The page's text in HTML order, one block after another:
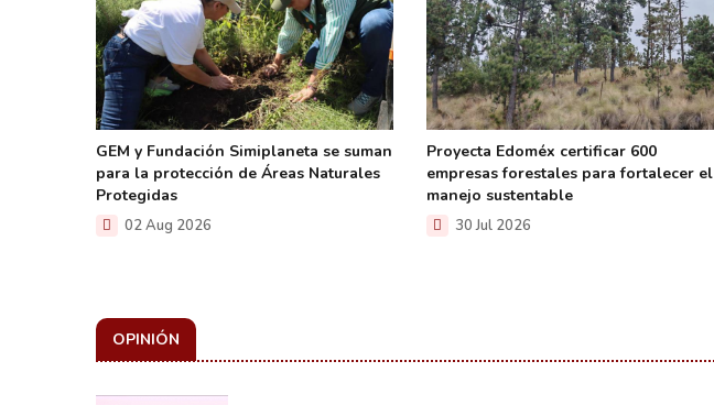
GEM y Fundación Simiplaneta se suman
para la protección de Áreas Naturales
Protegidas
02 Aug 2026
Proyecta Edoméx certificar 600
empresas forestales para fortalecer el
manejo sustentable
30 Jul 2026
OPINIÓN